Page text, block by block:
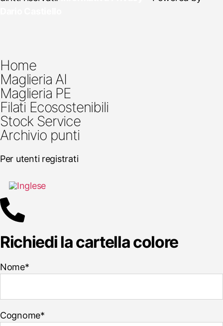
Home
Maglieria AI
Maglieria PE
Filati Ecosostenibili
Stock Service
Archivio punti
Per utenti registrati
Richiedi la cartella colore
Nome*
Cognome*